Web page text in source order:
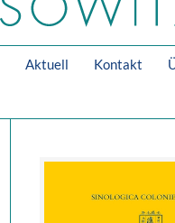
Aktuell Kontakt